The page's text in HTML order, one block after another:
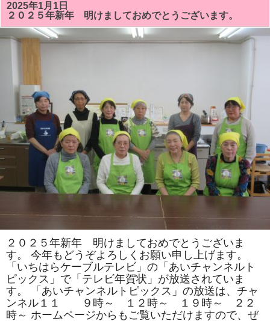
房
総
太
巻
き
は
「松」
「お
な
様」
を
巻
験
も
り
ま
す。
は
2025年1月1日
２０２５年新年 明けましておめでとうございます。
２０２５年新年 明けましておめでとうございま
す。 今年もどうぞよろしくお願い申し上げます。
「いちはらケーブルテレビ」の「あいチャンネルト
ピックス」で「テレビ年賀状」が放送されていま
す。 「あいチャンネルトピックス」の放送は、チャ
ンネル１１ ９時～ １２時～ １９時～ ２２
時～ ホームページからもご覧いただけますので、ぜ